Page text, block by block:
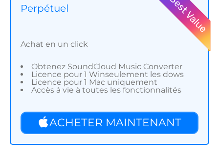
Perpétuel
Achat en un click
Obtenez SoundCloud Music Converter
Licence pour 1 Winseulement les dows
Licence pour 1 Mac uniquement
Accès à vie à toutes les fonctionnalités
ACHETER MAINTENANT